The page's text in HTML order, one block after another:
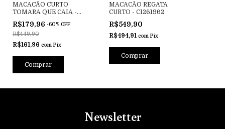
MACACÃO CURTO
TOMARA QUE CAIA -
CAV261785
R$179,96 -60% OFF
R$449,90
R$161,96 com Pix
Comprar
MACACÃO REGATA
CURTO - CI261962
R$549,90
R$494,91com Pix
Comprar
Newsletter